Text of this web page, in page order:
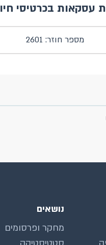
עסקאות בכרטיסי
מספר חוזר: 2601
נושאים
מחקר ופרסומים